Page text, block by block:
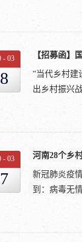
这个“重庆
边、山、穷”
半水半分田
辉家坪食用
陪伴与成长
容 另外我
们乡约线上
见证联盟村
始终守护着
见”关注后观
务，还完美
- 03 【招募函】
“当代乡村建
出乡村振兴
工作队伍。
冠疫情影响
深参与者对
合发起此网
- 03 河南28个乡
新冠肺炎疫
到：病毒无
基金会)发起